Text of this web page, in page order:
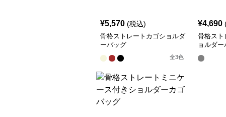
¥5,570 (税込)
骨格ストレートカゴショルダ
ーバッグ
全3色
¥4,690
骨格スト
ョルダ